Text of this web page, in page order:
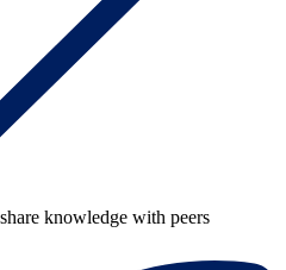
knowledge with peers